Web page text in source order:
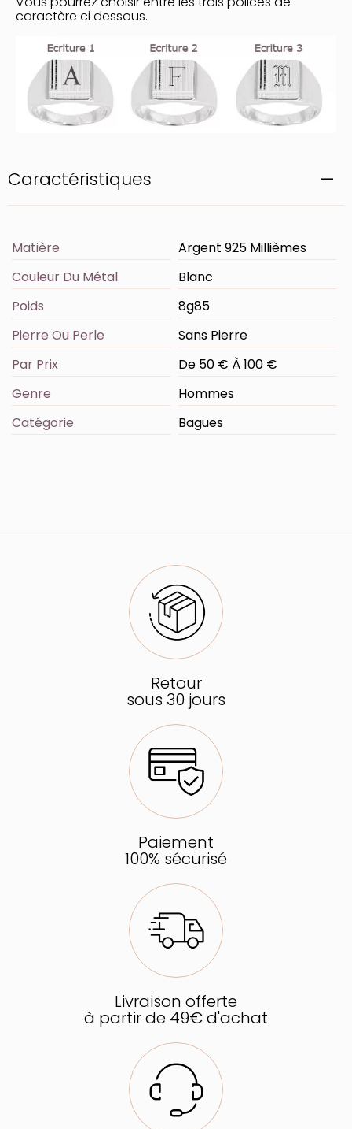
caractère ci dessous.
Caractéristiques
Matière
Argent 925 Millièmes
Couleur Du Métal
Blanc
Poids
8g85
Pierre Ou Perle
Sans Pierre
Par Prix
De 50 € À 100 €
Genre
Hommes
Catégorie
Bagues
Retour
sous 30 jours
Paiement
100% sécurisé
Livraison offerte
à partir de 49€ d'achat